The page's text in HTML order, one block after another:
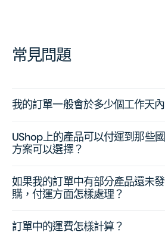
常見問題
我的訂單一般會於多少個工作天
UShop上的產品可以付運到那些
方案可以選擇？
如果我的訂單中有部分產品還未
購，付運方面怎樣處理？
訂單中的運費怎樣計算？